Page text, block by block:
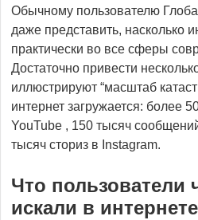
Обычному пользователю
даже представить, насколько
практически во все сферы
Достаточно привести
иллюстрируют “масштаб
интернет загружается: более
YouTube , 150 тысяч
тысяч сториз в Instagram.
Что пользователи
искали в